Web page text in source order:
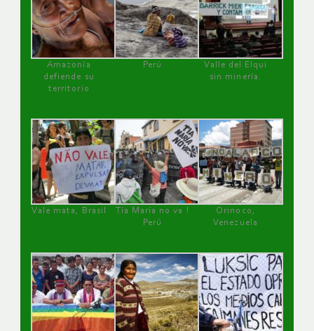
Amazonía
defiende su
territorio
Perú
Valle del Elqui
sin minería.
Vale mata, Brasil
Tía María no va !
Perú
Orinoco,
Venezuela